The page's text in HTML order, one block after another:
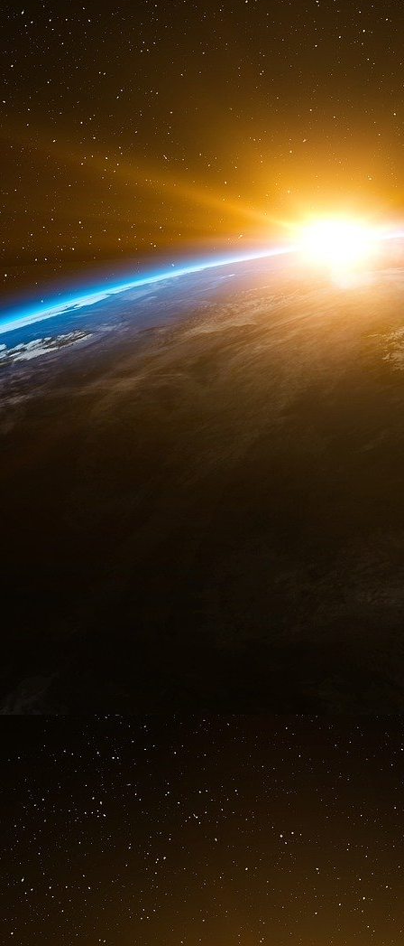
Offeddu, V. et al (2017) "Efficacité des
chez les travailleurs de la santé : A
Infectious Diseases, Volume 65, Issue
https://doi.org/10.1093/cid/cix681
était sujette à des biais. La preuve
infection respiratoire vérifiée (IRM)
figure 2c de ce document :
influenza : A systematic review and
https://doi.org/10.1111/jebm.12381« Au
ont été inclus. Aucune différence
la prévention de la grippe confirmée en
confirmées en laboratoire, des
des affections de type grippal à l’aide
La méta-analyse a indiqué un effet
colonisation bactérienne confirmée en
L’utilisation d’appareils respiratoires
pas associée à un risque moindre de